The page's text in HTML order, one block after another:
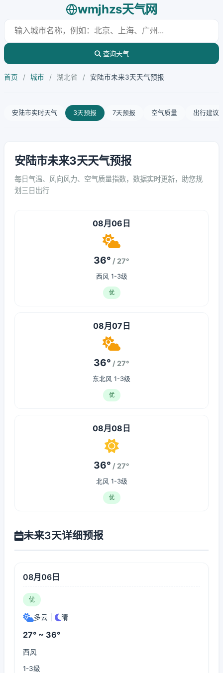
wmjhzs天气网
查询天气
首页 / 城市 / 湖北省 / 安陆市未来3天天气预报
安陆市实时天气 3天预报 7天预报 空气质量 出行建议
安陆市未来3天天气预报
每日气温、风向风力、空气质量指数，数据实时更新，助您规
划三日出行
08月06日
36° / 27°
西风 1-3级
优
08月07日
36° / 27°
东北风 1-3级
优
08月08日
36° / 27°
北风 1-3级
优
未来3天详细预报
08月06日
优
多云 晴
27° ~ 36°
西风
1-3级